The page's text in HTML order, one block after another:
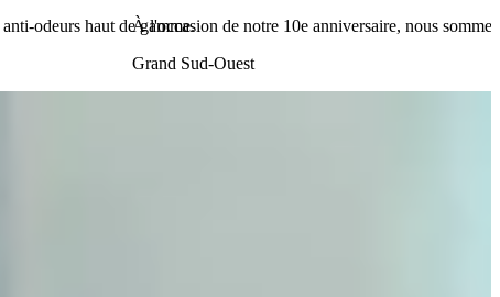
odeurs haut de gamme.À l'occasion de notre 10e anniversaire, nous
Grand Sud-Ouest